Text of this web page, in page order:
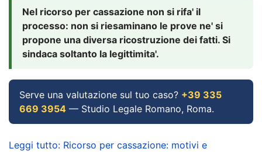
Nel ricorso per cassazione non si rifa' il
processo: non si riesaminano le prove ne' si
propone una diversa ricostruzione dei fatti. Si
sindaca soltanto la legittimita'.
Serve una valutazione sul tuo caso? +39 335
669 3954 — Studio Legale Romano, Roma.
Leggi tutto: Ricorso per cassazione: motivi e